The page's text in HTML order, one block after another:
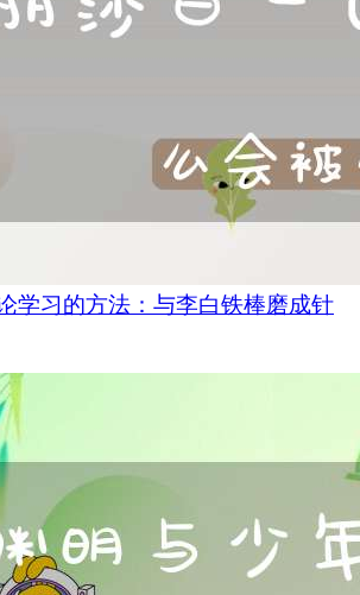
学习的方法：与李白铁棒磨成针